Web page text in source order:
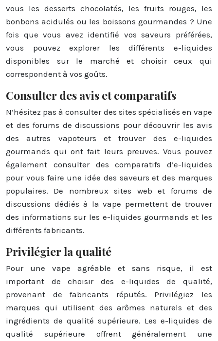
vous les desserts chocolatés, les fruits rouges, les
bonbons acidulés ou les boissons gourmandes ? Une
fois que vous avez identifié vos saveurs préférées,
vous pouvez explorer les différents e-liquides
disponibles sur le marché et choisir ceux qui
correspondent à vos goûts.
Consulter des avis et comparatifs
N’hésitez pas à consulter des sites spécialisés en vape
et des forums de discussions pour découvrir les avis
des autres vapoteurs et trouver des e-liquides
gourmands qui ont fait leurs preuves. Vous pouvez
également consulter des comparatifs d’e-liquides
pour vous faire une idée des saveurs et des marques
populaires. De nombreux sites web et forums de
discussions dédiés à la vape permettent de trouver
des informations sur les e-liquides gourmands et les
différents fabricants.
Privilégier la qualité
Pour une vape agréable et sans risque, il est
important de choisir des e-liquides de qualité,
provenant de fabricants réputés. Privilégiez les
marques qui utilisent des arômes naturels et des
ingrédients de qualité supérieure. Les e-liquides de
qualité supérieure offrent généralement une